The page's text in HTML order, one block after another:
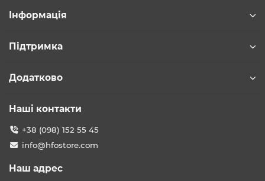
Інформація
Підтримка
Додатково
Наші контакти
+38 (098) 152 55 45
info@hfostore.com
Наш адрес